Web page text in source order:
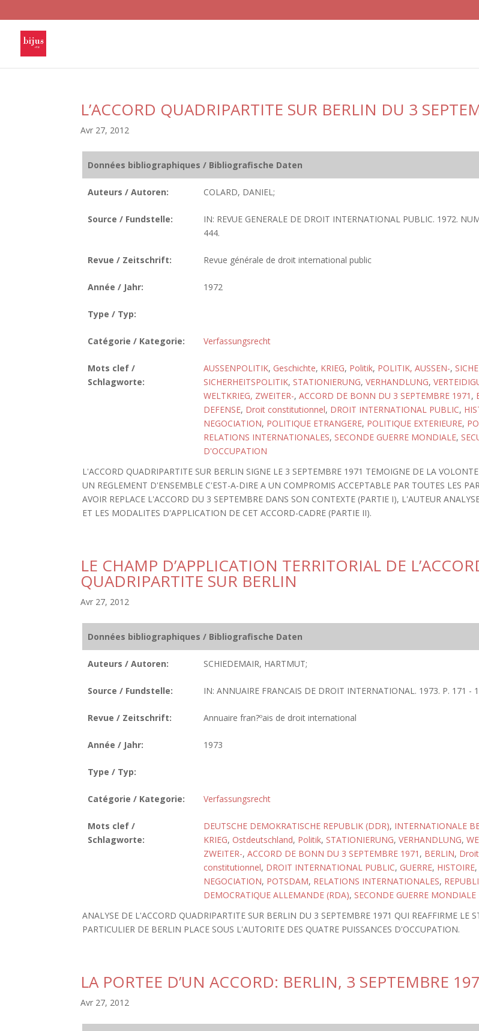
L’ACCORD QUADRIPARTITE SUR BERLIN DU 3
Avr 27, 2012
Données bibliographiques / Bibliografische Daten
Auteurs / Autoren: COLARD, DANIEL;
Source / Fundstelle:
IN: REVUE GENERALE DE DROIT INTERNATIONAL PUBLIC. 1972.
444.
Revue / Zeitschrift: Revue générale de droit international public
Année / Jahr: 1972
Type / Typ:
Catégorie / Kategorie: Verfassungsrecht
Mots clef /
Schlagworte:
AUSSENPOLITIK, Geschichte, KRIEG, Politik, POLITIK, AUSSEN-,
SICHERHEITSPOLITIK, STATIONIERUNG, VERHANDLUNG,
WELTKRIEG, ZWEITER-, ACCORD DE BONN DU 3 SEPTEMBRE 1971 ,
DEFENSE, Droit constitutionnel, DROIT INTERNATIONAL PUBLIC,
NEGOCIATION, POLITIQUE ETRANGERE, POLITIQUE EXTERIEURE,
RELATIONS INTERNATIONALES, SECONDE GUERRE MONDIALE,
D'OCCUPATION
L'ACCORD QUADRIPARTITE SUR BERLIN SIGNE LE 3 SEPTEMBRE 1971 TEMOIGNE DE LA
UN REGLEMENT D'ENSEMBLE C'EST-A-DIRE A UN COMPROMIS ACCEPTABLE PAR TOUTES LES
AVOIR REPLACE L'ACCORD DU 3 SEPTEMBRE DANS SON CONTEXTE (PARTIE I), L'AUTEUR
ET LES MODALITES D'APPLICATION DE CET ACCORD-CADRE (PARTIE II).
LE CHAMP D’APPLICATION TERRITORIAL DE
QUADRIPARTITE SUR BERLIN
Avr 27, 2012
Données bibliographiques / Bibliografische Daten
Auteurs / Autoren: SCHIEDEMAIR, HARTMUT;
Source / Fundstelle: IN: ANNUAIRE FRANCAIS DE DROIT INTERNATIONAL. 1973. P. 171 -
Revue / Zeitschrift: Annuaire fran?ºais de droit international
Année / Jahr: 1973
Type / Typ:
Catégorie / Kategorie: Verfassungsrecht
Mots clef /
Schlagworte:
DEUTSCHE DEMOKRATISCHE REPUBLIK (DDR), INTERNATIONALE
KRIEG, Ostdeutschland, Politik, STATIONIERUNG, VERHANDLUNG,
ZWEITER-, ACCORD DE BONN DU 3 SEPTEMBRE 1971 , BERLIN, Droit
constitutionnel, DROIT INTERNATIONAL PUBLIC, GUERRE, HISTOIRE,
NEGOCIATION, POTSDAM, RELATIONS INTERNATIONALES,
DEMOCRATIQUE ALLEMANDE (RDA), SECONDE GUERRE MONDIALE
ANALYSE DE L'ACCORD QUADRIPARTITE SUR BERLIN DU 3 SEPTEMBRE 1971 QUI REAFFIRME LE
PARTICULIER DE BERLIN PLACE SOUS L'AUTORITE DES QUATRE PUISSANCES D'OCCUPATION.
LA PORTEE D’UN ACCORD: BERLIN, 3 SEPTEMBRE
Avr 27, 2012